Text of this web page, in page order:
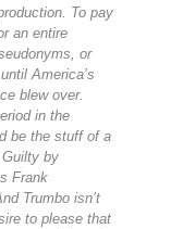
To pay
an entire
or
America’s
blew over.
in the
be the stuff of a
Guilty by
Frank
Trumbo isn’t
to please that